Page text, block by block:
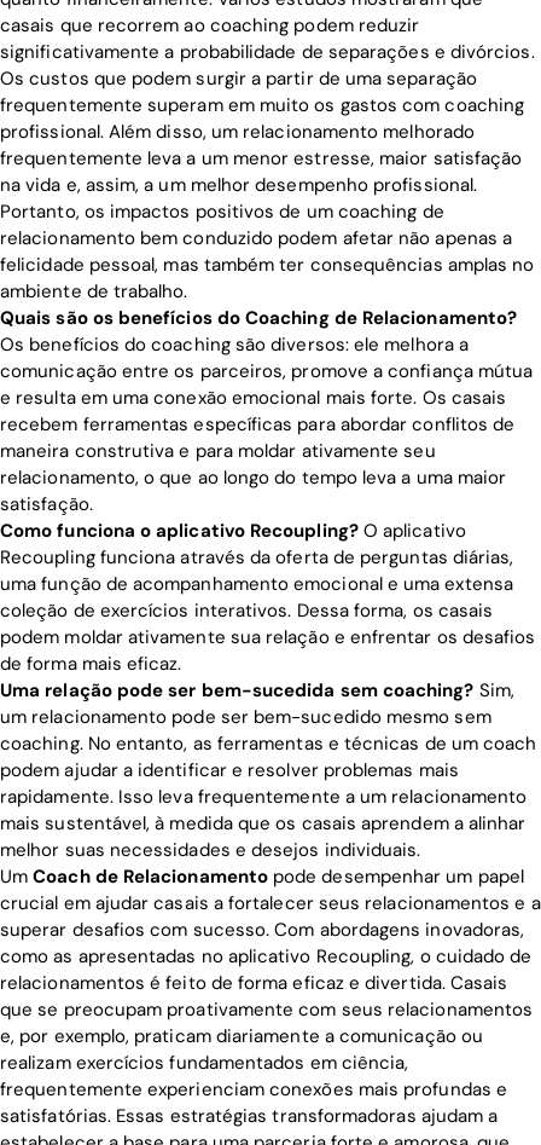
Home
casais que recorrem ao coaching podem reduzir
significativamente a probabilidade de separações e divórcios.
Os custos que podem surgir a partir de uma separação
frequentemente superam em muito os gastos com coaching
profissional. Além disso, um relacionamento melhorado
frequentemente leva a um menor estresse, maior satisfação
na vida e, assim, a um melhor desempenho profissional.
Portanto, os impactos positivos de um coaching de
relacionamento bem conduzido podem afetar não apenas a
felicidade pessoal, mas também ter consequências amplas no
ambiente de trabalho.
Quais são os benefícios do Coaching de Relacionamento?
Os benefícios do coaching são diversos: ele melhora a
comunicação entre os parceiros, promove a confiança mútua
e resulta em uma conexão emocional mais forte. Os casais
recebem ferramentas específicas para abordar conflitos de
maneira construtiva e para moldar ativamente seu
relacionamento, o que ao longo do tempo leva a uma maior
satisfação.
Como funciona o aplicativo Recoupling?O aplicativo
Recoupling funciona através da oferta de perguntas diárias,
uma função de acompanhamento emocional e uma extensa
coleção de exercícios interativos. Dessa forma, os casais
podem moldar ativamente sua relação e enfrentar os desafios
de forma mais eficaz.
Uma relação pode ser bem-sucedida sem coaching? Sim,
um relacionamento pode ser bem-sucedido mesmo sem
coaching. No entanto, as ferramentas e técnicas de um coach
podem ajudar a identificar e resolver problemas mais
rapidamente. Isso leva frequentemente a um relacionamento
mais sustentável, à medida que os casais aprendem a alinhar
melhor suas necessidades e desejos individuais.
UmCoach de Relacionamentopode desempenhar um papel
crucial em ajudar casais a fortalecer seus relacionamentos e a
superar desafios com sucesso. Com abordagens inovadoras,
como as apresentadas no aplicativo Recoupling, o cuidado de
relacionamentos é feito de forma eficaz e divertida. Casais
que se preocupam proativamente com seus relacionamentos
e, por exemplo, praticam diariamente a comunicação ou
realizam exercícios fundamentados em ciência,
frequentemente experienciam conexões mais profundas e
satisfatórias. Essas estratégias transformadoras ajudam a